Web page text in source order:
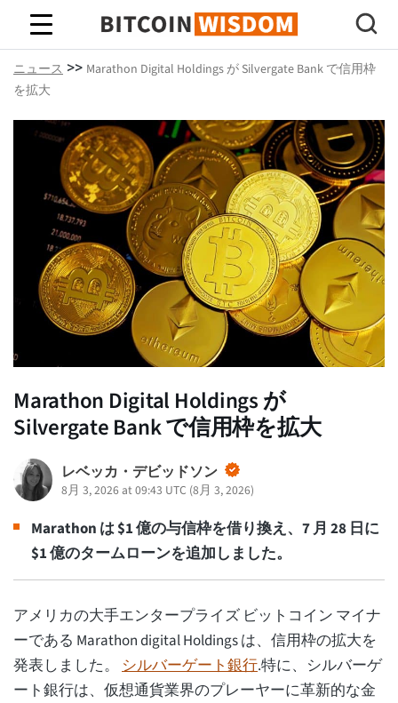
ビットコインの知恵
ニュース >> Marathon Digital Holdings が Silvergate Bank で信用枠
を拡大
Marathon Digital Holdings が
Silvergate Bank で信用枠を拡大
レベッカ・デビッドソン
8月 3, 2026 at 09:43 UTC (8月 3, 2026)
Marathon は $1 億の与信枠を借り換え、7 月 28 日に
$1 億のタームローンを追加しました。
アメリカの大手エンタープライズ ビットコイン マイナ
ーである Marathon digital Holdings は、信用枠の拡大を
発表しました。 シルバーゲート銀行.特に、シルバーゲ
ート銀行は、仮想通貨業界のプレーヤーに革新的な金